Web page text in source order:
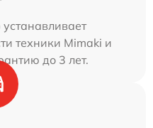
техники Mimaki и
до 3 лет.